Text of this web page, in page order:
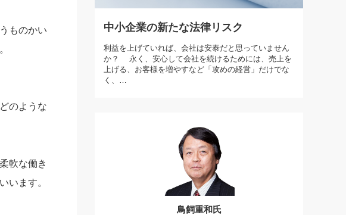
勘どころ・ツッコミどこ
産家に学ぶ二世教育(100)
ための“全員営業”(30)
社長の「氣」(30)
米国スポーツ・ビジネスに学ぶ心理学(98)
高橋一喜の『これぞ！"本物の温泉"』(157)
ものかい
のような
軟な働き
います。
中小企業の新たな法律リスク
利益を上げていれば、会社は安泰だと思っていません
か？ 永く、安心して会社を続けるためには、売上を
上げる、お客様を増やすなど「攻めの経営」だけでな
く、…
鳥飼重和氏